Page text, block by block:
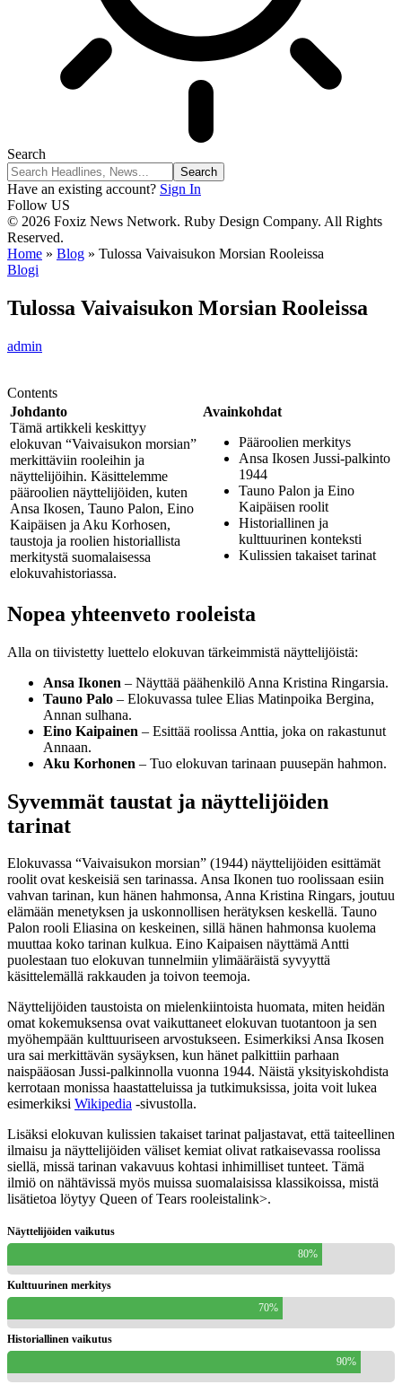
Search
Have an existing account? Sign In
Follow US
© 2026 Foxiz News Network. Ruby Design Company. All Rights
Reserved.
Home » Blog » Tulossa Vaivaisukon Morsian Rooleissa
Blogi
Tulossa Vaivaisukon Morsian Rooleissa
admin
Contents
Johdanto
Tämä artikkeli keskittyy
elokuvan “Vaivaisukon morsian”
merkittäviin rooleihin ja
näyttelijöihin. Käsittelemme
pääroolien näyttelijöiden, kuten
Ansa Ikosen, Tauno Palon, Eino
Kaipäisen ja Aku Korhosen,
taustoja ja roolien historiallista
merkitystä suomalaisessa
elokuvahistoriassa.
Avainkohdat
Pääroolien merkitys
Ansa Ikosen Jussi-palkinto
1944
Tauno Palon ja Eino
Kaipäisen roolit
Historiallinen ja
kulttuurinen konteksti
Kulissien takaiset tarinat
Nopea yhteenveto rooleista
Alla on tiivistetty luettelo elokuvan tärkeimmistä näyttelijöistä:
Ansa Ikonen – Näyttää päähenkilö Anna Kristina Ringarsia.
Tauno Palo – Elokuvassa tulee Elias Matinpoika Bergina,
Annan sulhana.
Eino Kaipainen – Esittää roolissa Anttia, joka on rakastunut
Annaan.
Aku Korhonen – Tuo elokuvan tarinaan puusepän hahmon.
Syvemmät taustat ja näyttelijöiden
tarinat
Elokuvassa “Vaivaisukon morsian” (1944) näyttelijöiden esittämät
roolit ovat keskeisiä sen tarinassa. Ansa Ikonen tuo roolissaan esiin
vahvan tarinan, kun hänen hahmonsa, Anna Kristina Ringars, joutuu
elämään menetyksen ja uskonnollisen herätyksen keskellä. Tauno
Palon rooli Eliasina on keskeinen, sillä hänen hahmonsa kuolema
muuttaa koko tarinan kulkua. Eino Kaipaisen näyttämä Antti
puolestaan tuo elokuvan tunnelmiin ylimääräistä syvyyttä
käsittelemällä rakkauden ja toivon teemoja.
Näyttelijöiden taustoista on mielenkiintoista huomata, miten heidän
omat kokemuksensa ovat vaikuttaneet elokuvan tuotantoon ja sen
myöhempään kulttuuriseen arvostukseen. Esimerkiksi Ansa Ikosen
ura sai merkittävän sysäyksen, kun hänet palkittiin parhaan
naispääosan Jussi-palkinnolla vuonna 1944. Näistä yksityiskohdista
kerrotaan monissa haastatteluissa ja tutkimuksissa, joita voit lukea
esimerkiksi Wikipedia -sivustolla.
Lisäksi elokuvan kulissien takaiset tarinat paljastavat, että taiteellinen
ilmaisu ja näyttelijöiden väliset kemiat olivat ratkaisevassa roolissa
siellä, missä tarinan vakavuus kohtasi inhimilliset tunteet. Tämä
ilmiö on nähtävissä myös muissa suomalaisissa klassikoissa, mistä
lisätietoa löytyy Queen of Tears rooleistalink>.
Näyttelijöiden vaikutus
80%
Kulttuurinen merkitys
70%
Historiallinen vaikutus
90%